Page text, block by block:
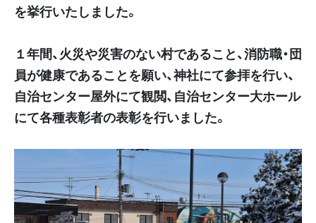
を挙行いたしました。
１年間、火災や災害のない村であること、消防職・団
員が健康であることを願い、神社にて参拝を行い、
自治センター屋外にて観閲、自治センター大ホール
にて各種表彰者の表彰を行いました。